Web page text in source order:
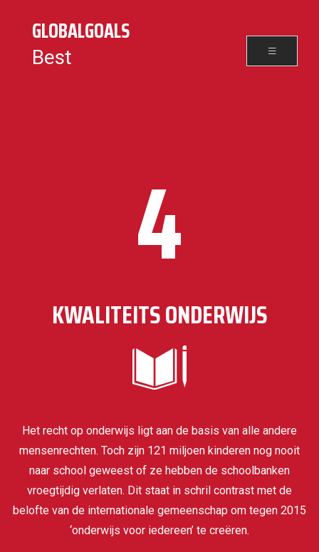
GLOBALGOALS
Best
4
KWALITEITS ONDERWIJS
Het recht op onderwijs ligt aan de basis van alle andere
mensenrechten. Toch zijn 121 miljoen kinderen nog nooit
naar school geweest of ze hebben de schoolbanken
vroegtijdig verlaten. Dit staat in schril contrast met de
belofte van de internationale gemeenschap om tegen 2015
‘onderwijs voor iedereen’ te creëren.